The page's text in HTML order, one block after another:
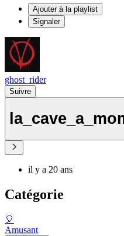
Ajouter à la playlist
Signaler
ghost_rider
Suivre
il y a 20 ans
Catégorie
🎈
Amusant